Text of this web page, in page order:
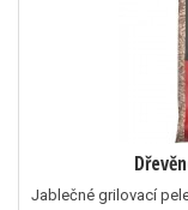
Jablečné grilovací